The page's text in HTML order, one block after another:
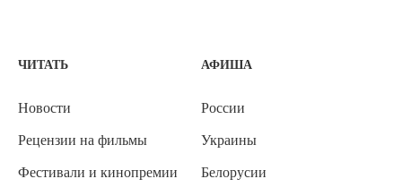
ЧИТАТЬ
Новости
Рецензии на фильмы
Фестивали и кинопремии
АФИША
России
Украины
Белорусии